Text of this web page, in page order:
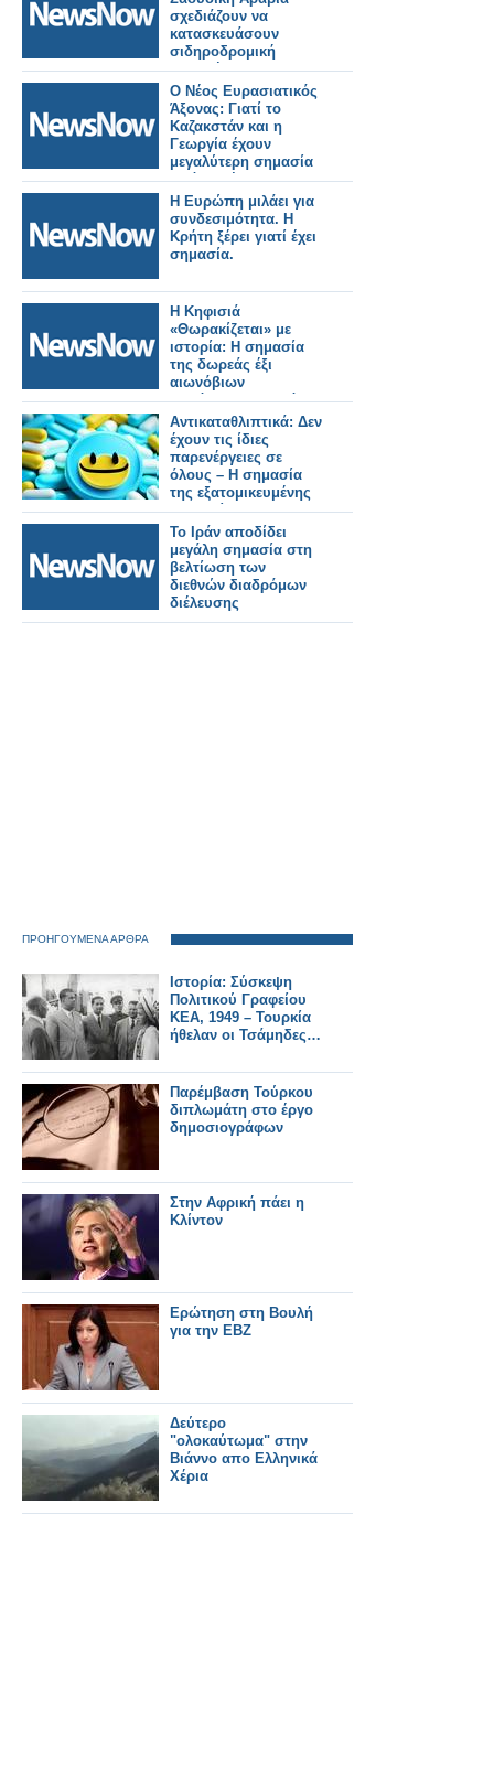
σχεδιάζουν να
κατασκευάσουν
σιδηροδρομική
γραμμή προς την
Ευρώπη μέσω
Ιορδανίας και Συρίας.
Ο Νέος Ευρασιατικός
Άξονας: Γιατί το
Καζακστάν και η
Γεωργία έχουν
μεγαλύτερη σημασία
από ποτέ.
Η Ευρώπη μιλάει για
συνδεσιμότητα. Η
Κρήτη ξέρει γιατί έχει
σημασία.
Η Κηφισιά
«Θωρακίζεται» με
ιστορία: Η σημασία
της δωρεάς έξι
αιωνόβιων
ελαιόδεντρων από
την ΟΣΕ
Αντικαταθλιπτικά: Δεν
έχουν τις ίδιες
παρενέργειες σε
όλους – Η σημασία
της εξατομικευμένης
θεραπείας
Το Ιράν αποδίδει
μεγάλη σημασία στη
βελτίωση των
διεθνών διαδρόμων
διέλευσης
ΠΡΟΗΓΟΥΜΕΝΑ ΑΡΘΡΑ
Ιστορία: Σύσκεψη
Πολιτικού Γραφείου
ΚΕΑ, 1949 – Τουρκία
ήθελαν οι Τσάμηδες…
Παρέμβαση Τούρκου
διπλωμάτη στο έργο
δημοσιογράφων
Στην Αφρική πάει η
Κλίντον
Ερώτηση στη Βουλή
για την ΕΒΖ
Δεύτερο
"ολοκαύτωμα" στην
Βιάννο απο Ελληνικά
Χέρια